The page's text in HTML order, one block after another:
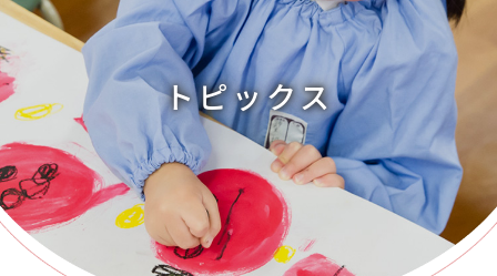
保育と教育
園での生活
トピックス